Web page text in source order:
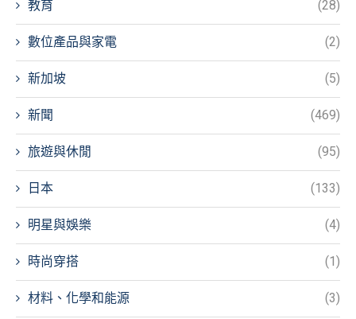
教育 (28)
數位產品與家電 (2)
新加坡 (5)
新聞 (469)
旅遊與休閒 (95)
日本 (133)
明星與娛樂 (4)
時尚穿搭 (1)
材料、化學和能源 (3)